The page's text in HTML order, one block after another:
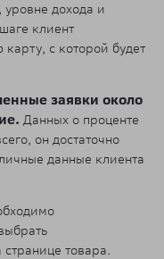
уровне дохода и
клиент
с которой будет
заявки около
Данных о проценте
он достаточно
данные клиента
товара.